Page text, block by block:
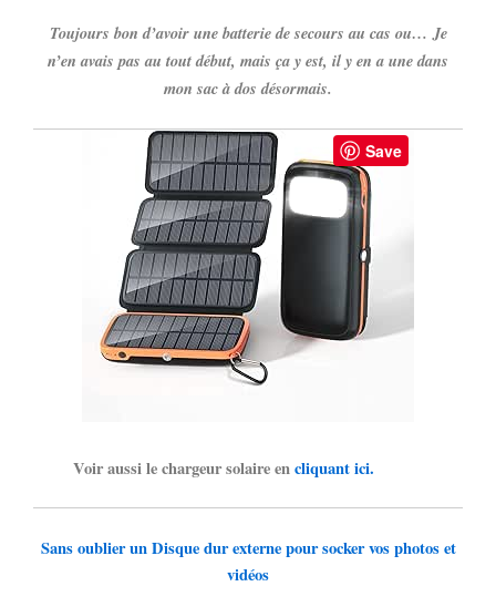
Toujours bon d’avoir une batterie de secours au cas ou… Je
n’en avais pas au tout début, mais ça y est, il y en a une dans
mon sac à dos désormais.
Save
Voir aussi le chargeur solaire encliquant ici.
Sans oublier un Disque dur externe pour socker vos photos et
vidéos